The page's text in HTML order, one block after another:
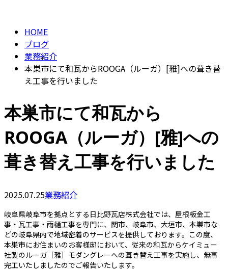
HOME
ブログ
業務紹介
本巣市にて和瓦からROOGA（ルーガ）[雅]への葺き替
え工事を行いました
本巣市にて和瓦から
ROOGA（ルーガ）[雅]への
葺き替え工事を行いました
2025.07.25業務紹介
岐阜県岐阜市を拠点とする日比野瓦店株式会社では、屋根板金工
事・瓦工事・雨樋工事を専門に、関市、岐阜市、大垣市、本巣市な
どの岐阜県内で地域密着のサービスを提供しております。この度、
本巣市にお住まいのお客様邸において、従来の和瓦からケイミュー
社製のルーガ［雅］モダングレーへの葺き替え工事を実施し、無事
完工いたしましたのでご報告いたします。